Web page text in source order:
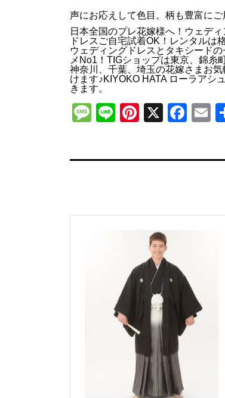
声にお応えして色目。柄も豊富にご
日本全国のプレ花嫁様へ！ウェデ
ドレスご自宅試着OK！レンタルは
ウェディングドレスとタキシード
メNo1！TIGショップは東京、錦糸
神奈川、千葉、埼玉の花嫁さまお
けます♪KIYOKO HATA ローラアシ
きます。
Message
LinePinterest
X